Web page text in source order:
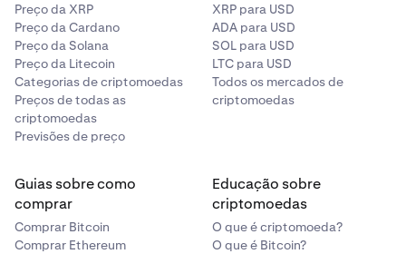
Preço da XRP
Preço da Cardano
Preço da Solana
Preço da Litecoin
Categorias de criptomoedas
Preços de todas as
criptomoedas
Previsões de preço
XRP para USD
ADA para USD
SOL para USD
LTC para USD
Todos os mercados de
criptomoedas
Guias sobre como
comprar
Comprar Bitcoin
Comprar Ethereum
Educação sobre
criptomoedas
O que é criptomoeda?
O que é Bitcoin?